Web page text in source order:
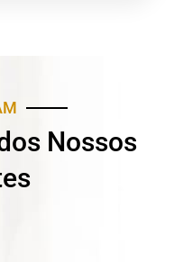
Nossos